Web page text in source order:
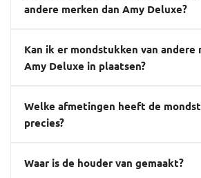
andere merken dan Amy Deluxe?
Kan ik er mondstukken van andere
Amy Deluxe in plaatsen?
Welke afmetingen heeft de
precies?
Waar is de houder van gemaakt?